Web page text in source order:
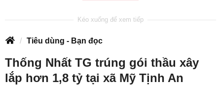
Tiêu dùng - Bạn đọc
Thống Nhất TG trúng gói thầu xây
lắp hơn 1,8 tỷ tại xã Mỹ Tịnh An